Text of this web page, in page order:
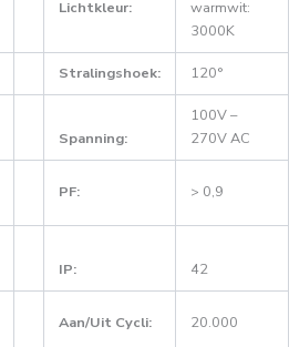
Lichtkleur:
warmwit:
3000K
Stralingshoek: 120°
Spanning:
100V –
270V AC
PF: > 0,9
IP: 42
Aan/Uit Cycli: 20.000